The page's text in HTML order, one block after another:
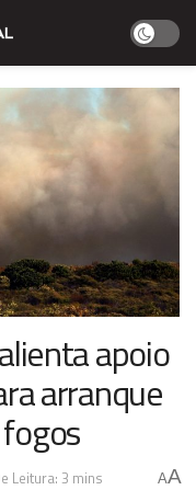
apoio
arranque
Leitura: 3 mins AA